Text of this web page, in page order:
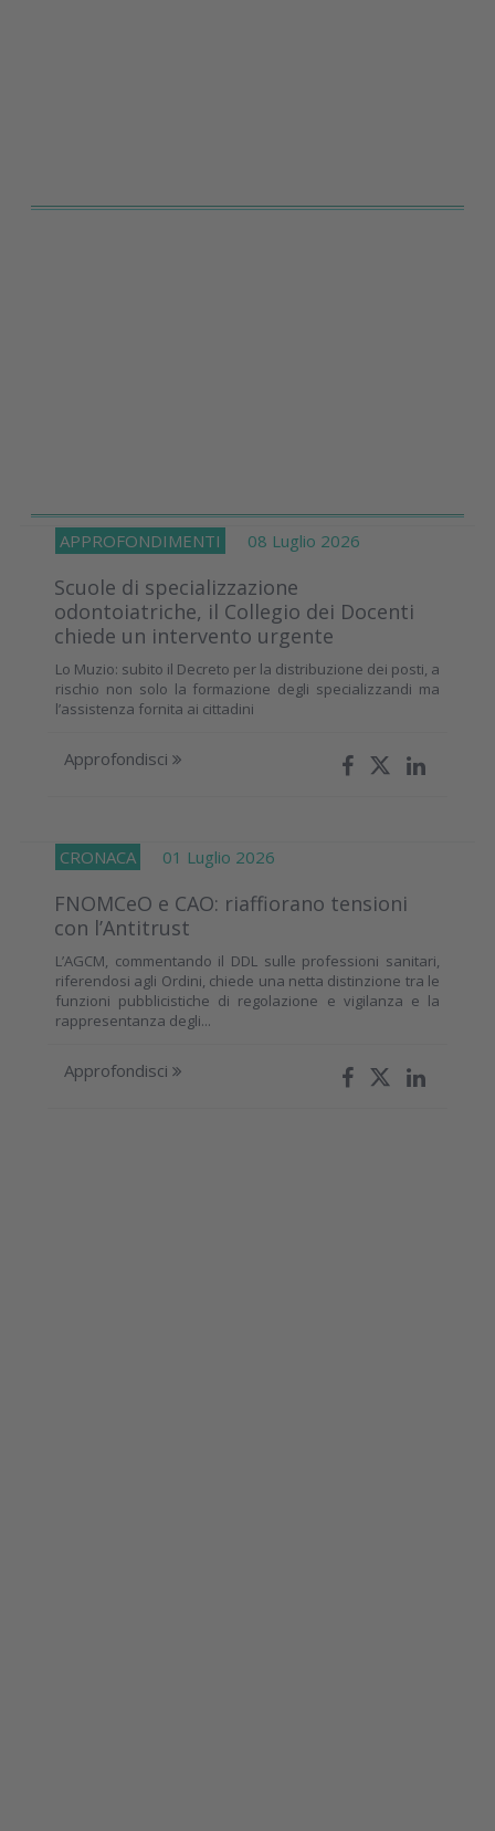
APPROFONDIMENTI 08 Luglio 2026
Scuole di specializzazione
odontoiatriche, il Collegio dei Docenti
chiede un intervento urgente
Lo Muzio: subito il Decreto per la distribuzione dei posti, a
rischio non solo la formazione degli specializzandi ma
l’assistenza fornita ai cittadini
Approfondisci
CRONACA 01 Luglio 2026
FNOMCeO e CAO: riaffiorano tensioni
con l’Antitrust
L’AGCM, commentando il DDL sulle professioni sanitari,
riferendosi agli Ordini, chiede una netta distinzione tra le
funzioni pubblicistiche di regolazione e vigilanza e la
rappresentanza degli...
Approfondisci